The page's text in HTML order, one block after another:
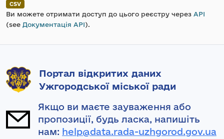
CSV
Ви можете отримати доступ до цього реєстру через API
(see Документація API).
Портал відкритих даних
Ужгородської міської ради
Якщо ви маєте зауваження або
пропозиції, будь ласка, напишіть
нам: help@data.rada-uzhgorod.gov.ua